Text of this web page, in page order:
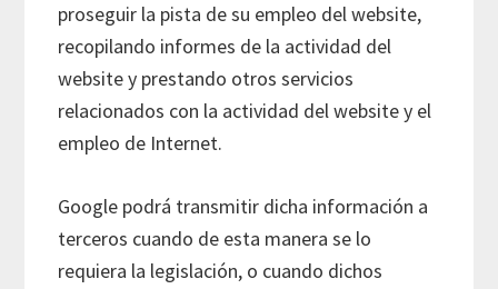
proseguir la pista de su empleo del website,
recopilando informes de la actividad del
website y prestando otros servicios
relacionados con la actividad del website y el
empleo de Internet.
Google podrá transmitir dicha información a
terceros cuando de esta manera se lo
requiera la legislación, o cuando dichos